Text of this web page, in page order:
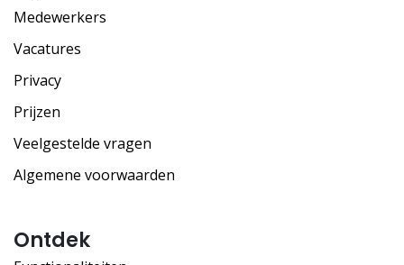
Medewerkers
Vacatures
Privacy
Prijzen
Veelgestelde vragen
Algemene voorwaarden
Ontdek